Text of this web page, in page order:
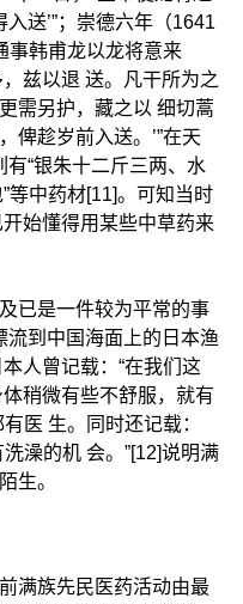
送’”；崇德六年（1641
事韩甫龙以龙将意来
兹以退 送。凡干所为之
需另护，藏之以 细切蒿
俾趁岁前入送。’”在天
“银朱十二斤三两、水
等中药材[11]。可知当时
始懂得用某些中草药来
是一件较为平常的事
到中国海面上的日本渔
人曾记载：“在我们这
稍微有些不舒服，就有
医 生。同时还记载：
澡的机 会。”[12]说明满
生。
族先民医药活动由最